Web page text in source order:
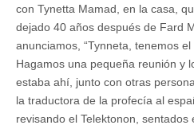
con Tynetta Mamad, en la casa,
dejado 40 años después de Fard
anunciamos, “Tynneta, tenemos el
Hagamos una pequeña reunión y
estaba ahí, junto con otras
la traductora de la profecía al
revisando el Telektonon, sentados